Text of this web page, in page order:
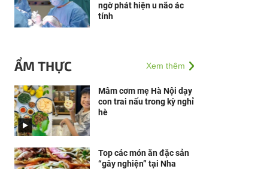
ngờ phát hiện u não ác
tính
ẨM THỰC Xem thêm
Mâm cơm mẹ Hà Nội dạy
con trai nấu trong kỳ nghỉ
hè
Top các món ăn đặc sản
“gây nghiện” tại Nha